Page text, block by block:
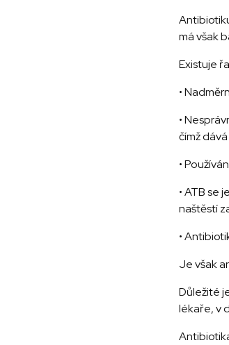
má však
Existuje
•
•
čímž
•
• ATB se
naštěstí
•
Je však
Důležité
lékaře, v